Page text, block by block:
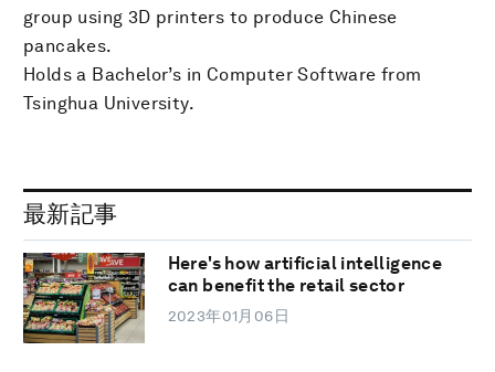
group using 3D printers to produce Chinese
pancakes.
Holds a Bachelor’s in Computer Software from
Tsinghua University.
最新記事
Here's how artificial intelligence
can benefit the retail sector
2023年01月06日